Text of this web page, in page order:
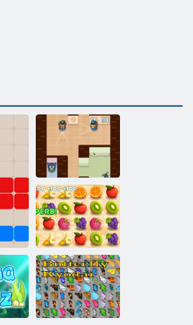
Nekaunīgs
Džeimss
Sulīga
domuzīme